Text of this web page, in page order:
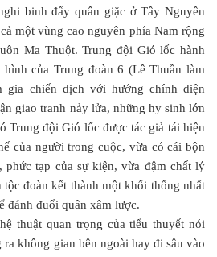
binh đẩy quân giặc ở Tây Nguyên
một vùng cao nguyên phía Nam rộng
Ma Thuột. Trung đội Gió lốc hành
của Trung đoàn 6 (Lê Thuần làm
gia chiến dịch với hướng chính diện
giao tranh nảy lửa, những hy sinh lớn
Trung đội Gió lốc được tác giả tái hiện
của người trong cuộc, vừa có cái bộn
phức tạp của sự kiện, vừa đậm chất lý
đoàn kết thành một khối thống nhất
đánh đuổi quân xâm lược.
thuật quan trọng của tiểu thuyết nói
không gian bên ngoài hay đi sâu vào